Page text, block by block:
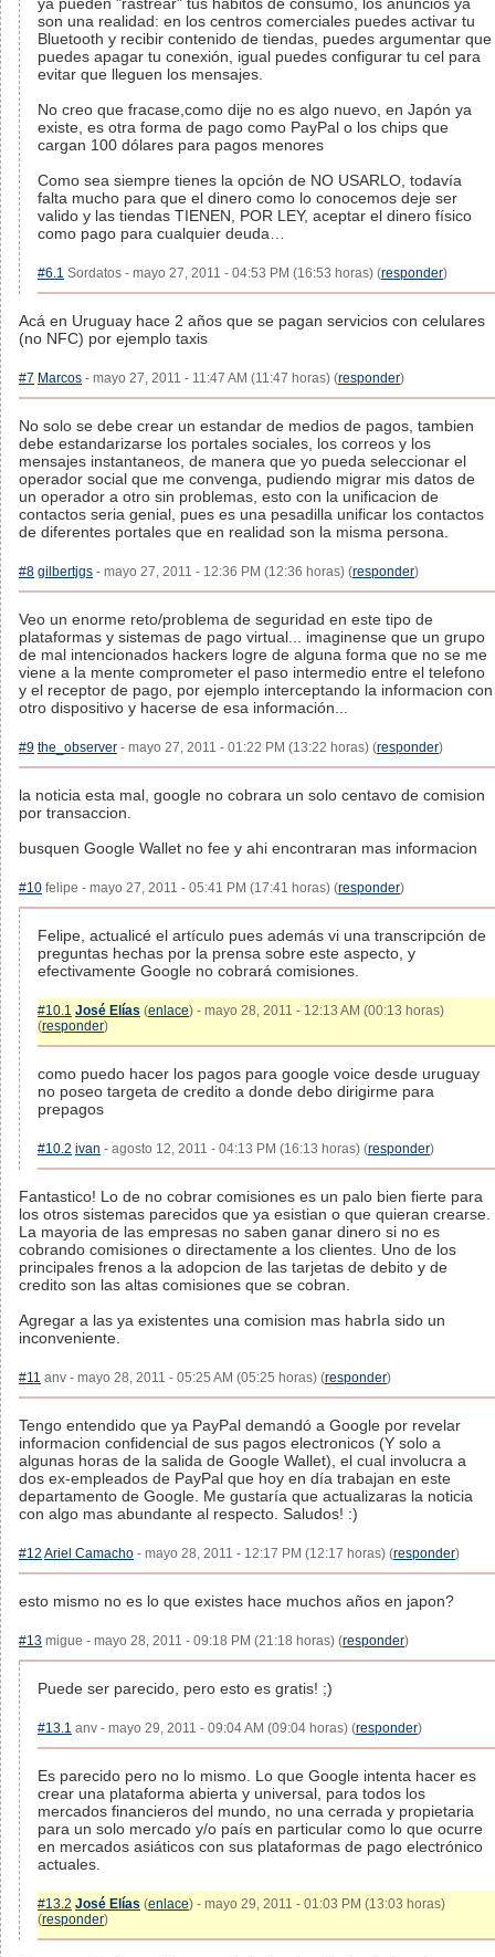
son una realidad: en los centros comerciales puedes activar tu
Bluetooth y recibir contenido de tiendas, puedes argumentar que
puedes apagar tu conexión, igual puedes configurar tu cel para
evitar que lleguen los mensajes.
No creo que fracase,como dije no es algo nuevo, en Japón ya
existe, es otra forma de pago como PayPal o los chips que
cargan 100 dólares para pagos menores
Como sea siempre tienes la opción de NO USARLO, todavía
falta mucho para que el dinero como lo conocemos deje ser
valido y las tiendas TIENEN, POR LEY, aceptar el dinero físico
como pago para cualquier deuda…
#6.1 Sordatos - mayo 27, 2011 - 04:53 PM (16:53 horas) (responder)
Acá en Uruguay hace 2 años que se pagan servicios con celulares
(no NFC) por ejemplo taxis
#7 Marcos - mayo 27, 2011 - 11:47 AM (11:47 horas) (responder)
No solo se debe crear un estandar de medios de pagos, tambien
debe estandarizarse los portales sociales, los correos y los
mensajes instantaneos, de manera que yo pueda seleccionar el
operador social que me convenga, pudiendo migrar mis datos de
un operador a otro sin problemas, esto con la unificacion de
contactos seria genial, pues es una pesadilla unificar los contactos
de diferentes portales que en realidad son la misma persona.
#8 gilbertjgs - mayo 27, 2011 - 12:36 PM (12:36 horas) (responder)
Veo un enorme reto/problema de seguridad en este tipo de
plataformas y sistemas de pago virtual... imaginense que un grupo
de mal intencionados hackers logre de alguna forma que no se me
viene a la mente comprometer el paso intermedio entre el telefono
y el receptor de pago, por ejemplo interceptando la informacion con
otro dispositivo y hacerse de esa información...
#9 the_observer - mayo 27, 2011 - 01:22 PM (13:22 horas) (responder)
la noticia esta mal, google no cobrara un solo centavo de comision
por transaccion.
busquen Google Wallet no fee y ahi encontraran mas informacion
#10 felipe - mayo 27, 2011 - 05:41 PM (17:41 horas) (responder)
Felipe, actualicé el artículo pues además vi una transcripción de
preguntas hechas por la prensa sobre este aspecto, y
efectivamente Google no cobrará comisiones.
#10.1 José Elías (enlace) - mayo 28, 2011 - 12:13 AM (00:13 horas)
(responder)
como puedo hacer los pagos para google voice desde uruguay
no poseo targeta de credito a donde debo dirigirme para
prepagos
#10.2 ivan - agosto 12, 2011 - 04:13 PM (16:13 horas) (responder)
Fantastico! Lo de no cobrar comisiones es un palo bien fierte para
los otros sistemas parecidos que ya esistian o que quieran crearse.
La mayoria de las empresas no saben ganar dinero si no es
cobrando comisiones o directamente a los clientes. Uno de los
principales frenos a la adopcion de las tarjetas de debito y de
credito son las altas comisiones que se cobran.
Agregar a las ya existentes una comision mas habrIa sido un
inconveniente.
#11 anv - mayo 28, 2011 - 05:25 AM (05:25 horas) (responder)
Tengo entendido que ya PayPal demandó a Google por revelar
informacion confidencial de sus pagos electronicos (Y solo a
algunas horas de la salida de Google Wallet), el cual involucra a
dos ex-empleados de PayPal que hoy en día trabajan en este
departamento de Google. Me gustaría que actualizaras la noticia
con algo mas abundante al respecto. Saludos! :)
#12 Ariel Camacho - mayo 28, 2011 - 12:17 PM (12:17 horas) (responder)
esto mismo no es lo que existes hace muchos años en japon?
#13 migue - mayo 28, 2011 - 09:18 PM (21:18 horas) (responder)
Puede ser parecido, pero esto es gratis! ;)
#13.1 anv - mayo 29, 2011 - 09:04 AM (09:04 horas) (responder)
Es parecido pero no lo mismo. Lo que Google intenta hacer es
crear una plataforma abierta y universal, para todos los
mercados financieros del mundo, no una cerrada y propietaria
para un solo mercado y/o país en particular como lo que ocurre
en mercados asiáticos con sus plataformas de pago electrónico
actuales.
#13.2 José Elías (enlace) - mayo 29, 2011 - 01:03 PM (13:03 horas)
(responder)